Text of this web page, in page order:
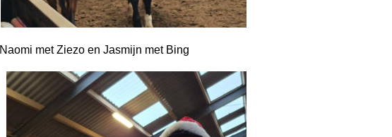
Naomi met Ziezo en Jasmijn met Bing